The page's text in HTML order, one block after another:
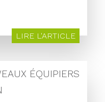
LIRE L'ARTICLE
ÉQUIPIERS